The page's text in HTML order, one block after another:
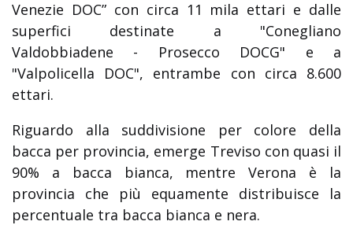
Venezie DOC” con circa 11 mila ettari e dalle
superfici destinate a "Conegliano
Valdobbiadene - Prosecco DOCG" e a
"Valpolicella DOC", entrambe con circa 8.600
ettari.
Riguardo alla suddivisione per colore della
bacca per provincia, emerge Treviso con quasi il
90% a bacca bianca, mentre Verona è la
provincia che più equamente distribuisce la
percentuale tra bacca bianca e nera.